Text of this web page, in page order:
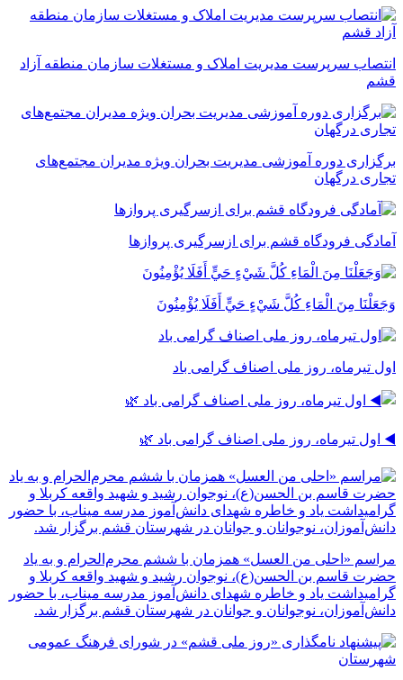
انتصاب سرپرست مدیریت املاک و مستغلات سازمان منطقه آزاد
قشم
برگزاری دوره آموزشی مدیریت بحران ویژه مدیران مجتمع‌های
تجاری درگهان
آمادگی فرودگاه قشم برای ازسرگیری پروازها
وَجَعَلْنَا مِنَ الْمَاءِ كُلَّ شَيْءٍ حَيٍّ أَفَلَا يُؤْمِنُونَ
اول تیرماه، روز ملی اصناف گرامی باد
◀️ اول تیرماه، روز ملی اصناف گرامی باد 🌿
مراسم «احلی من العسل» همزمان با ششم محرم‌الحرام و به یاد
حضرت قاسم بن الحسن(ع)، نوجوان رشید و شهید واقعه کربلا و
گرامیداشت یاد و خاطره شهدای دانش‌آموز مدرسه میناب، با حضور
دانش‌آموزان، نوجوانان و جوانان در شهرستان قشم برگزار شد.